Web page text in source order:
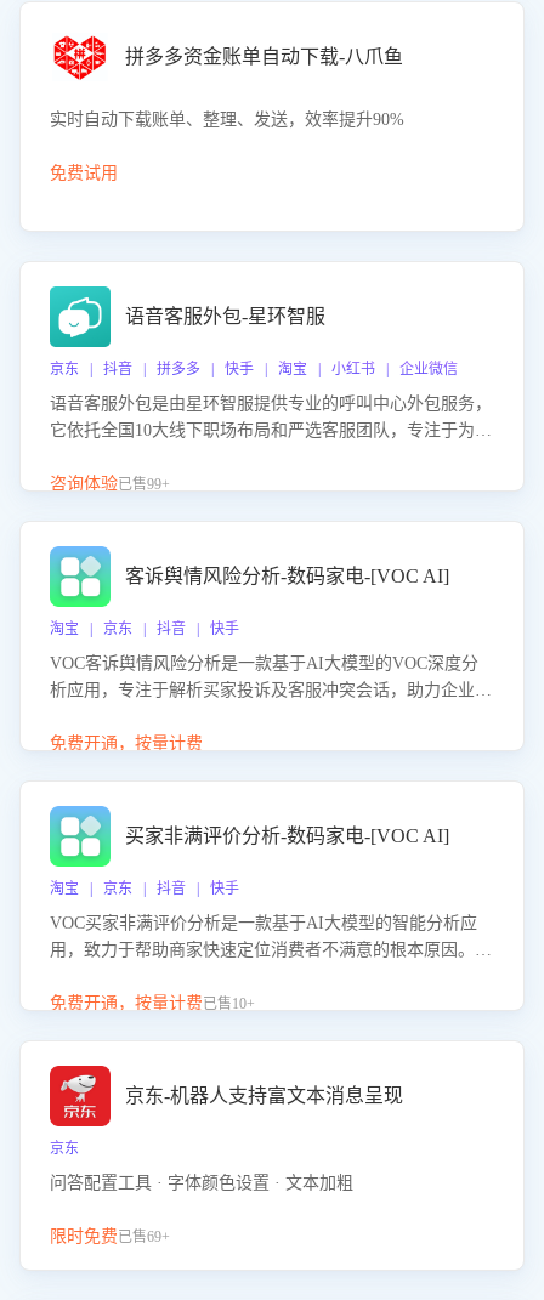
度、客服转化能力及销售业绩。
拼多多资金账单自动下载-八爪鱼
实时自动下载账单、整理、发送，效率提升90%
免费试用
语音客服外包-星环智服
京东 | 抖音 | 拼多多 | 快手 | 淘宝 | 小红书 | 企业微信
语音客服外包是由星环智服提供专业的呼叫中心外包服务，
它依托全国10大线下职场布局和严选客服团队，专注于为企
客服团队和智能工具提升语音客服服务效率和质量，帮助企
咨询体验已售99+
客诉舆情风险分析-数码家电-[VOC AI]
淘宝 | 京东 | 抖音 | 快手
VOC客诉舆情风险分析是一款基于AI大模型的VOC深度分
析应用，专注于解析买家投诉及客服冲突会话，助力企业精
别客户情绪、归因争议根源，并客观评估客服应对合理性与
能力，阻断差评扩散，维护品牌声誉，实现客户满意度的持
续提升。
免费开通，按量计费
买家非满评价分析-数码家电-[VOC AI]
淘宝 | 京东 | 抖音 | 快手
VOC买家非满评价分析是一款基于AI大模型的智能分析应
用，致力于帮助商家快速定位消费者不满意的根本原因。该
客服原因或其它部门原因，明确责任归属，提供可落地的改
改，有效提升客户满意度和店铺整体服务质量。
免费开通，按量计费已售10+
京东-机器人支持富文本消息呈现
京东
问答配置工具 · 字体颜色设置 · 文本加粗
限时免费已售69+